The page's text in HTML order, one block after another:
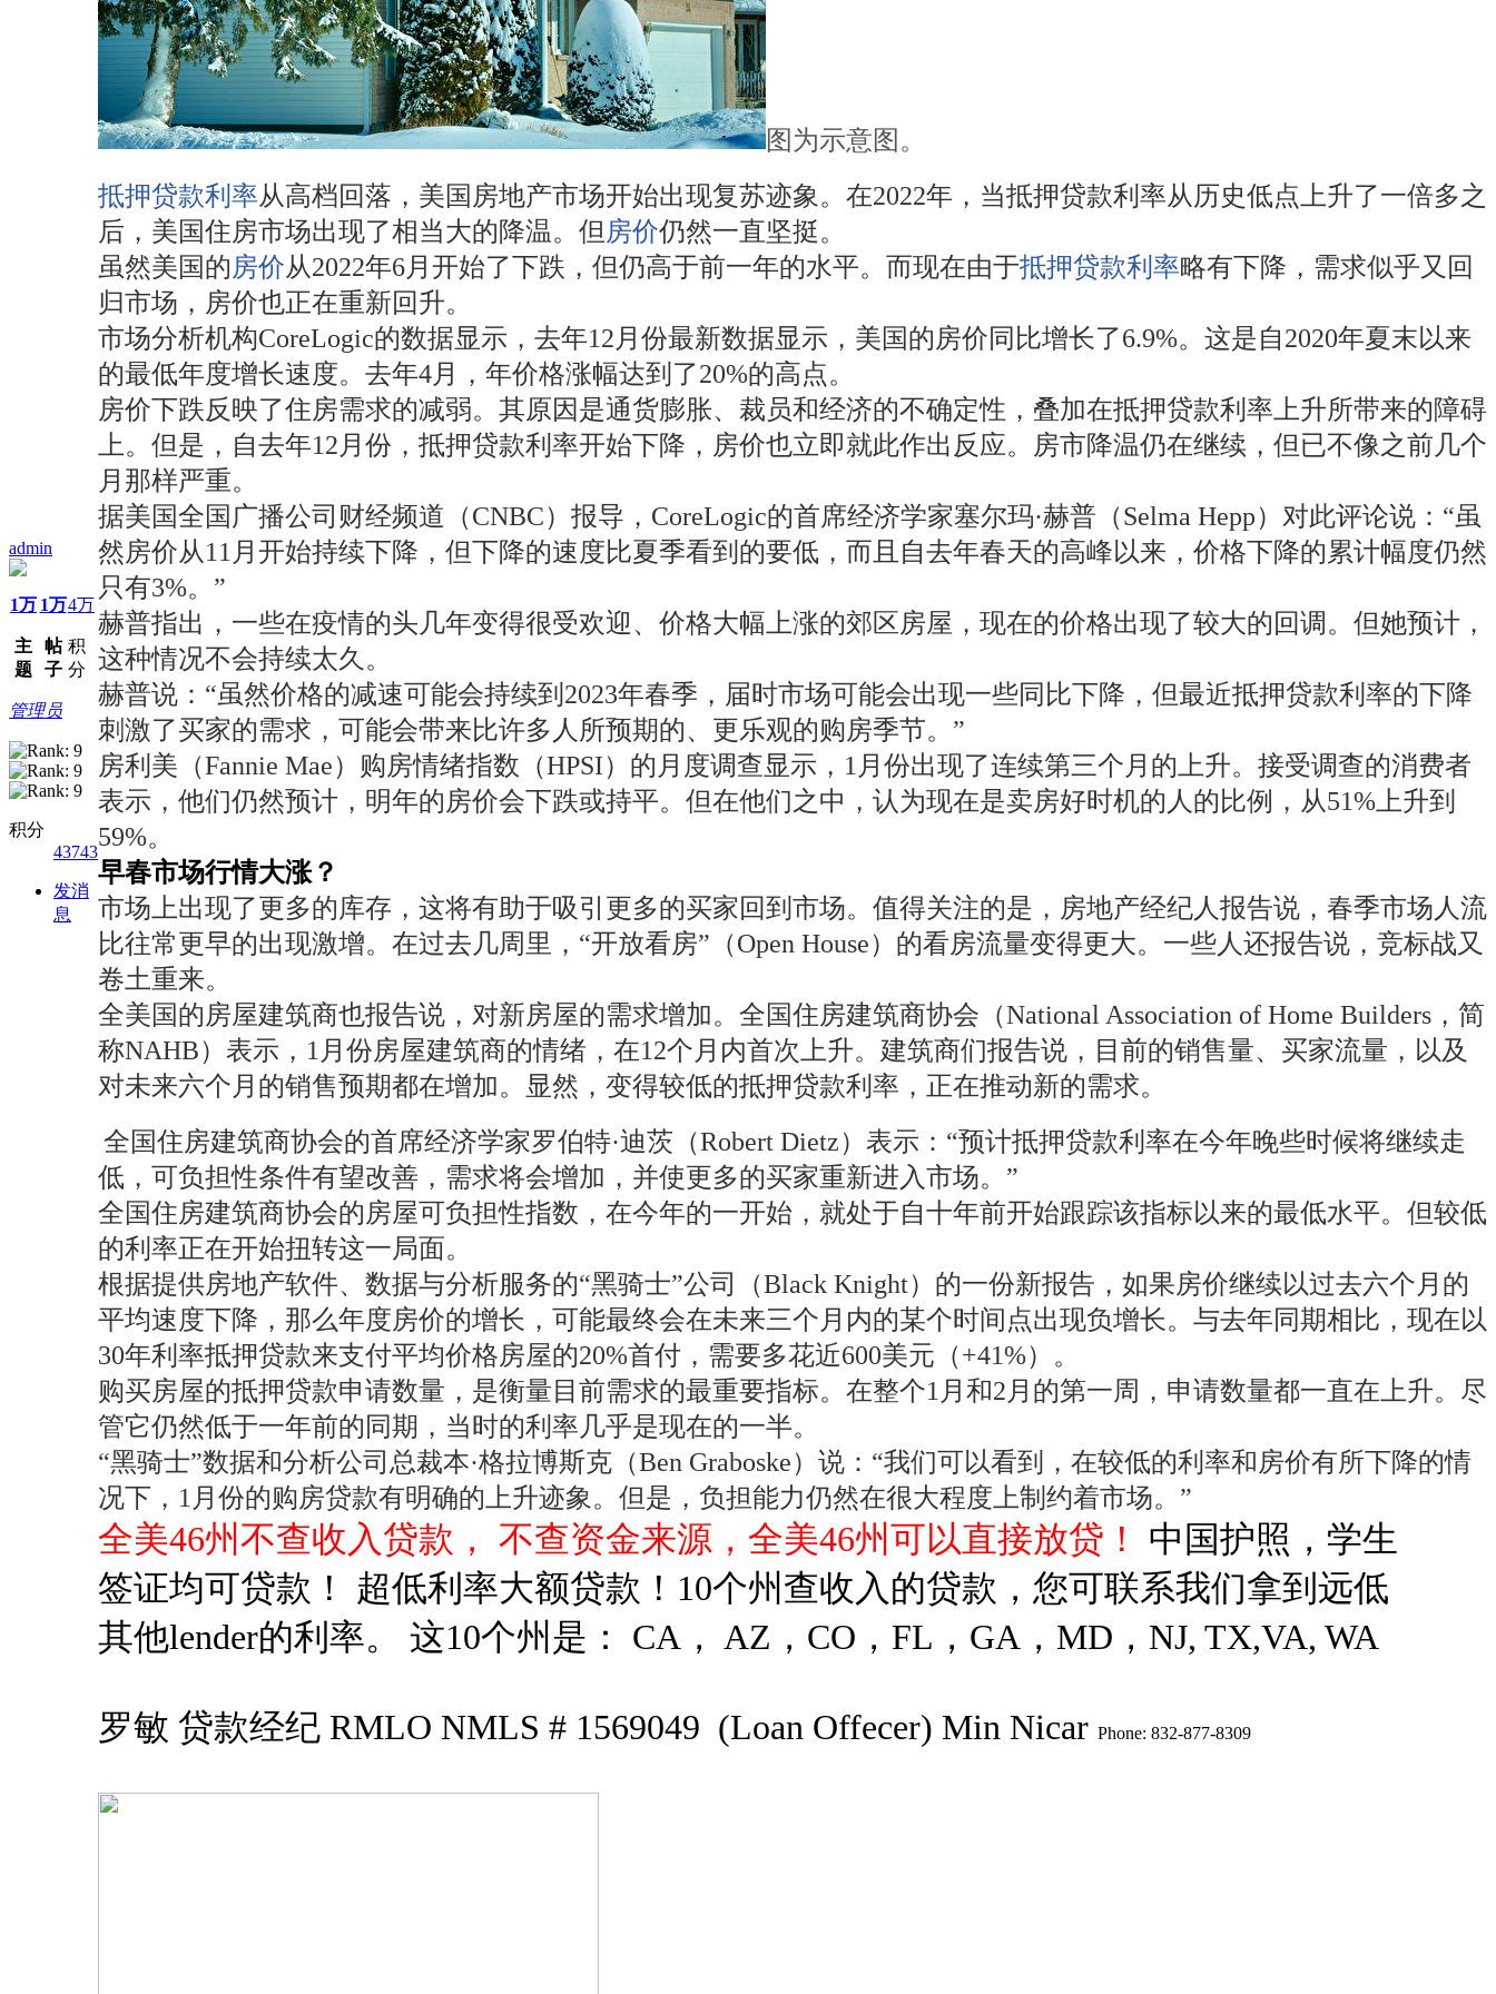
admin
1万
主
题
1万
帖
子
4万
积
分
管理员
积分
43743
发消
息
图为示意图。
抵押贷款利率从高档回落，美国房地产市场开始出现复苏迹象。在2022年，当抵押贷款利率从历史低点上升了一倍多之
后，美国住房市场出现了相当大的降温。但 房价仍然一直坚挺。
虽然美国的房价从2022年6月开始了下跌，但仍高于前一年的水平。而现在由于抵押贷款利率略有下降，需求似乎又回
归市场，房价也正在重新回升。
市场分析机构CoreLogic的数据显示，去年12月份最新数据显示，美国的房价同比增长了6.9%。这是自2020年夏末以来
的最低年度增长速度。去年4月，年价格涨幅达到了20%的高点。
房价下跌反映了住房需求的减弱。其原因是通货膨胀、裁员和经济的不确定性，叠加在抵押贷款利率上升所带来的障碍
上。但是，自去年12月份，抵押贷款利率开始下降，房价也立即就此作出反应。房市降温仍在继续，但已不像之前几个
月那样严重。
据美国全国广播公司财经频道（CNBC）报导，CoreLogic的首席经济学家塞尔玛·赫普（Selma Hepp）对此评论说：“虽
然房价从11月开始持续下降，但下降的速度比夏季看到的要低，而且自去年春天的高峰以来，价格下降的累计幅度仍然
只有3%。”
赫普指出，一些在疫情的头几年变得很受欢迎、价格大幅上涨的郊区房屋，现在的价格出现了较大的回调。但她预计，
这种情况不会持续太久。
赫普说：“虽然价格的减速可能会持续到2023年春季，届时市场可能会出现一些同比下降，但最近抵押贷款利率的下降
刺激了买家的需求，可能会带来比许多人所预期的、更乐观的购房季节。”
房利美（Fannie Mae）购房情绪指数（HPSI）的月度调查显示，1月份出现了连续第三个月的上升。接受调查的消费者
表示，他们仍然预计，明年的房价会下跌或持平。但在他们之中，认为现在是卖房好时机的人的比例，从51%上升到
59%。
早春市场行情大涨？
市场上出现了更多的库存，这将有助于吸引更多的买家回到市场。值得关注的是，房地产经纪人报告说，春季市场人流
比往常更早的出现激增。在过去几周里，“开放看房”（Open House）的看房流量变得更大。一些人还报告说，竞标战又
卷土重来。
全美国的房屋建筑商也报告说，对新房屋的需求增加。全国住房建筑商协会（National Association of Home Builders，简
称NAHB）表示，1月份房屋建筑商的情绪，在12个月内首次上升。建筑商们报告说，目前的销售量、买家流量，以及
对未来六个月的销售预期都在增加。显然，变得较低的抵押贷款利率，正在推动新的需求。
全国住房建筑商协会的首席经济学家罗伯特·迪茨（Robert Dietz）表示：“预计抵押贷款利率在今年晚些时候将继续走
低，可负担性条件有望改善，需求将会增加，并使更多的买家重新进入市场。”
全国住房建筑商协会的房屋可负担性指数，在今年的一开始，就处于自十年前开始跟踪该指标以来的最低水平。但较低
的利率正在开始扭转这一局面。
根据提供房地产软件、数据与分析服务的“黑骑士”公司（Black Knight）的一份新报告，如果房价继续以过去六个月的
平均速度下降，那么年度房价的增长，可能最终会在未来三个月内的某个时间点出现负增长。与去年同期相比，现在以
30年利率抵押贷款来支付平均价格房屋的20%首付，需要多花近600美元（+41%）。
购买房屋的抵押贷款申请数量，是衡量目前需求的最重要指标。在整个1月和2月的第一周，申请数量都一直在上升。尽
管它仍然低于一年前的同期，当时的利率几乎是现在的一半。
“黑骑士”数据和分析公司总裁本·格拉博斯克（Ben Graboske）说：“我们可以看到，在较低的利率和房价有所下降的情
况下，1月份的购房贷款有明确的上升迹象。但是，负担能力仍然在很大程度上制约着市场。”
全美46州不查收入贷款， 不查资金来源，全美46州可以直接放贷！ 中国护照，学生
签证均可贷款！ 超低利率大额贷款！ 10个州查收入的贷款，您可联系我们拿到远低
其他lender的利率。 这10个州是： CA， AZ，CO，FL，GA，MD，NJ, TX,VA, WA
罗敏 贷款经纪 RMLO NMLS # 1569049 (Loan Offecer) Min Nicar Phone: 832-877-8309